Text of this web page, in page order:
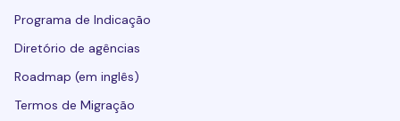
Programa de Indicação
Diretório de agências
Roadmap (em inglês)
Termos de Migração